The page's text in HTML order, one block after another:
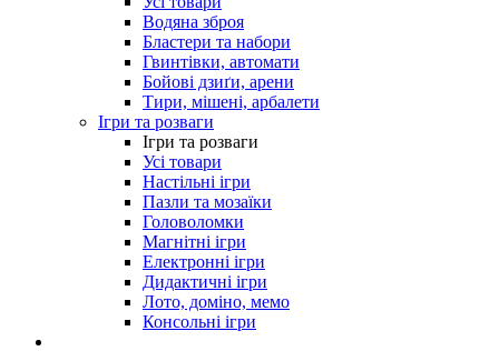
Водяна зброя
Бластери та набори
Гвинтівки, автомати
Бойові дзиґи, арени
Тири, мішені, арбалети
Ігри та розваги
Ігри та розваги
Усі товари
Настільні ігри
Пазли та мозаїки
Головоломки
Магнітні ігри
Електронні ігри
Дидактичні ігри
Лото, доміно, мемо
Консольні ігри